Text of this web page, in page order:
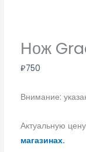
Нож
₽750
Внимание:
Актуальную
магазинах.